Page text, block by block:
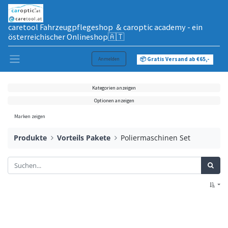
caretool Fahrzeugpflegeshop & caroptic academy - ein
österreichischer Onlineshop🇦🇹
Anmelden 📦 Gratis Versand ab €65,-
Kategorien anzeigen
Optionen anzeigen
Marken zeigen
Produkte Vorteils Pakete Poliermaschinen Set